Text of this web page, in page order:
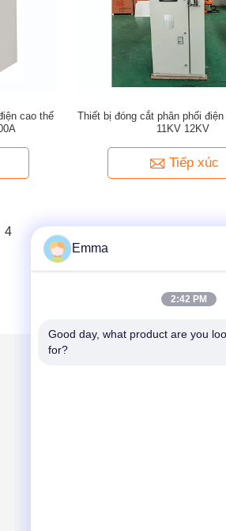
cao thế
Thiết bị đóng cắt phân phối
11KV 12KV
Tiếp xúc
4
Emma
2:42 PM
Good day, what product are you
for?